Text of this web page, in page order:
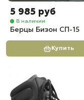
5 985 руб
В наличии
Берцы Бизон СП-15
Купить